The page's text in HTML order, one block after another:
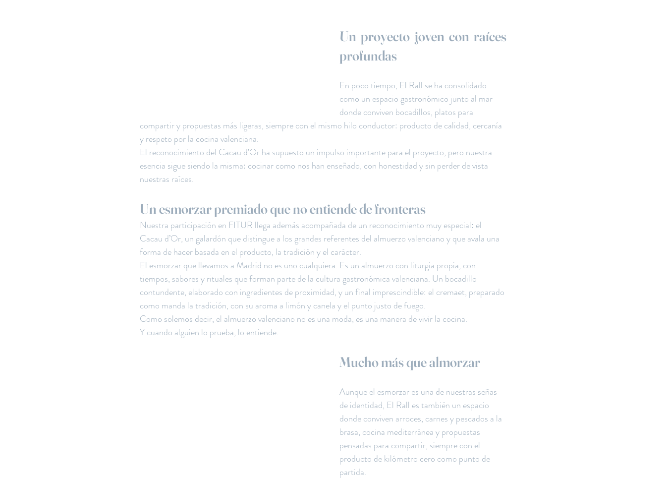
Un proyecto joven con raíces
profundas
En poco tiempo, El Rall se ha consolidado
como un espacio gastronómico junto al mar
donde conviven bocadillos, platos para
compartir y propuestas más ligeras, siempre con el mismo hilo conductor: producto de calidad, cercanía
y respeto por la cocina valenciana.
El reconocimiento del Cacau d’Or ha supuesto un impulso importante para el proyecto, pero nuestra
esencia sigue siendo la misma: cocinar como nos han enseñado, con honestidad y sin perder de vista
nuestras raíces.
Un esmorzar premiado que no entiende de fronteras
Nuestra participación en FITUR llega además acompañada de un reconocimiento muy especial: el
Cacau d’Or, un galardón que distingue a los grandes referentes del almuerzo valenciano y que avala una
forma de hacer basada en el producto, la tradición y el carácter.
El esmorzar que llevamos a Madrid no es uno cualquiera. Es un almuerzo con liturgia propia, con
tiempos, sabores y rituales que forman parte de la cultura gastronómica valenciana. Un bocadillo
contundente, elaborado con ingredientes de proximidad, y un final imprescindible: el cremaet, preparado
como manda la tradición, con su aroma a limón y canela y el punto justo de fuego.
Como solemos decir, el almuerzo valenciano no es una moda, es una manera de vivir la cocina.
Y cuando alguien lo prueba, lo entiende.
Mucho más que almorzar
Aunque el esmorzar es una de nuestras señas
de identidad, El Rall es también un espacio
donde conviven arroces, carnes y pescados a la
brasa, cocina mediterránea y propuestas
pensadas para compartir, siempre con el
producto de kilómetro cero como punto de
partida.